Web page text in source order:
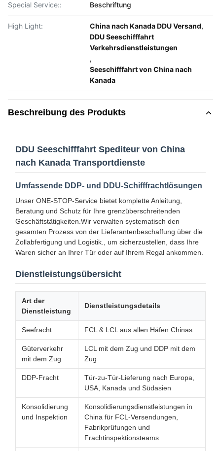
Special Service:: Beschriftung
High Light: China nach Kanada DDU Versand,
DDU Seeschifffahrt
Verkehrsdienstleistungen
,
Seeschifffahrt von China nach
Kanada
Beschreibung des Produkts
DDU Seeschifffahrt Spediteur von China
nach Kanada Transportdienste
Umfassende DDP- und DDU-Schifffrachtlösungen
Unser ONE-STOP-Service bietet komplette Anleitung,
Beratung und Schutz für Ihre grenzüberschreitenden
Geschäftstätigkeiten.Wir verwalten systematisch den
gesamten Prozess von der Lieferantenbeschaffung über die
Zollabfertigung und Logistik., um sicherzustellen, dass Ihre
Waren sicher an Ihrer Tür oder auf Ihrem Regal ankommen.
Dienstleistungsübersicht
Art der
Dienstleistung
Dienstleistungsdetails
Seefracht FCL & LCL aus allen Häfen Chinas
Güterverkehr
mit dem Zug
LCL mit dem Zug und DDP mit dem
Zug
DDP-Fracht
Tür-zu-Tür-Lieferung nach Europa,
USA, Kanada und Südasien
Konsolidierung
und Inspektion
Konsolidierungsdienstleistungen in
China für FCL-Versendungen,
Fabrikprüfungen und
Frachtinspektionsteams